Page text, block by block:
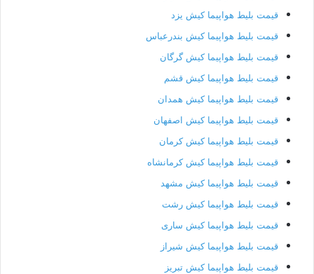
قیمت بلیط هواپیما کیش یزد
قیمت بلیط هواپیما کیش بندرعباس
قیمت بلیط هواپیما کیش گرگان
قیمت بلیط هواپیما کیش قشم
قیمت بلیط هواپیما کیش همدان
قیمت بلیط هواپیما کیش اصفهان
قیمت بلیط هواپیما کیش کرمان
قیمت بلیط هواپیما کیش کرمانشاه
قیمت بلیط هواپیما کیش مشهد
قیمت بلیط هواپیما کیش رشت
قیمت بلیط هواپیما کیش ساری
قیمت بلیط هواپیما کیش شیراز
قیمت بلیط هواپیما کیش تبریز